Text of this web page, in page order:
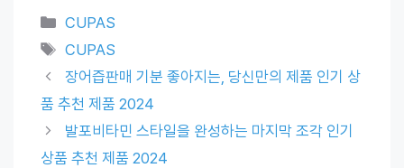
Categories
CUPAS
Tags
CUPAS
장어즙판매 기분 좋아지는, 당신만의 제품 인기 상
품 추천 제품 2024
발포비타민 스타일을 완성하는 마지막 조각 인기
상품 추천 제품 2024